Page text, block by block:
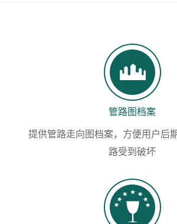
管路图档案
提供管路走向图档案，方便用户后
路受到破坏